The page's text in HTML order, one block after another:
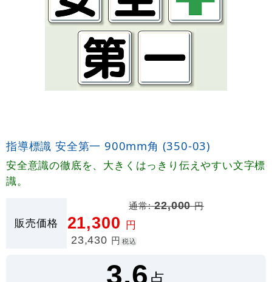
指導標識 安全第一 900mm角 (350-03)
安全意識の徹底を、大きくはっきり伝えやすい文字標
識。
販売価格
通常:22,000円
21,300 円
23,430 円 税込
3.6